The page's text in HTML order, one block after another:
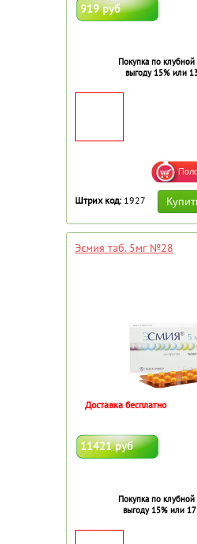
919 руб
Покупка по клубной
выгоду 15% или
Штрих код: 1927
Эсмия таб. 5мг №28
11421 руб
Покупка по клубной
выгоду 15% или
Доставка бесплатно